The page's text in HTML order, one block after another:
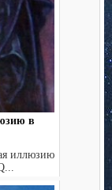
в
иллюзию